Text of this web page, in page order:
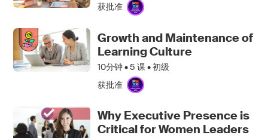
获批准
Growth and Maintenance of
Learning Culture
10分钟 •5 课 • 初级
获批准
Why Executive Presence is
Critical for Women Leaders